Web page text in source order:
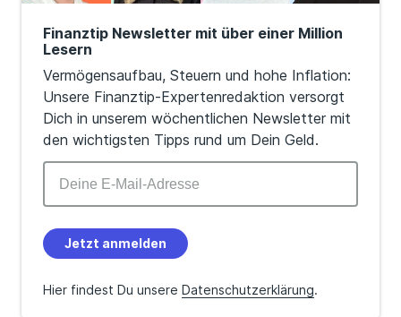
Finanztip Newsletter mit über einer Million
Lesern
Vermögensaufbau, Steuern und hohe Inflation:
Unsere Finanztip-Expertenredaktion versorgt
Dich in unserem wöchentlichen Newsletter mit
den wichtigsten Tipps rund um Dein Geld.
Jetzt anmelden
Hier findest Du unsere Datenschutzerklärung.